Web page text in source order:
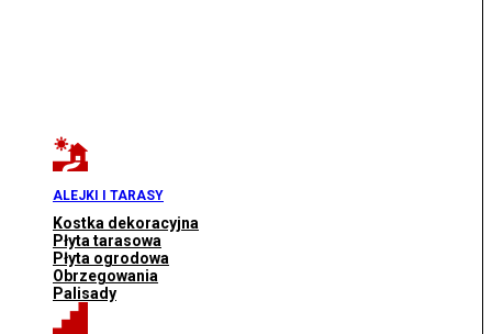
ALEJKI I TARASY
Kostka dekoracyjna
Płyta tarasowa
Płyta ogrodowa
Obrzegowania
Palisady